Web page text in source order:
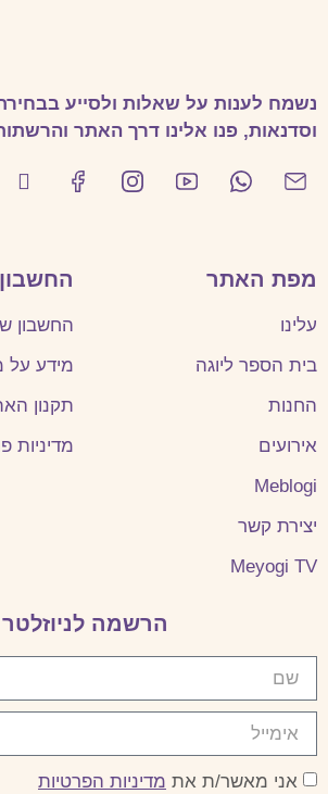
נשמח לענות על שאלות ולסייע
וסדנאות, פנו אלינו דרך האתר
מפת האתר
עלינו
בית הספר ליוגה
החנות
אירועים
Meblogi
יצירת קשר
Meyogi TV
החשבון
מידע על
תקנון
מדיניות
הרשמה לניוזלטר
אני מאשר/ת את מדיניות הפרטיות